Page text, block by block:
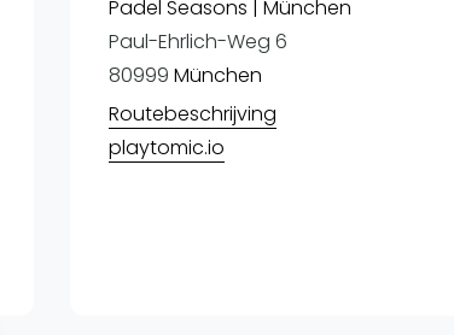
Padel Seasons | München
Paul-Ehrlich-Weg 6
80999 München
Routebeschrijving
playtomic.io